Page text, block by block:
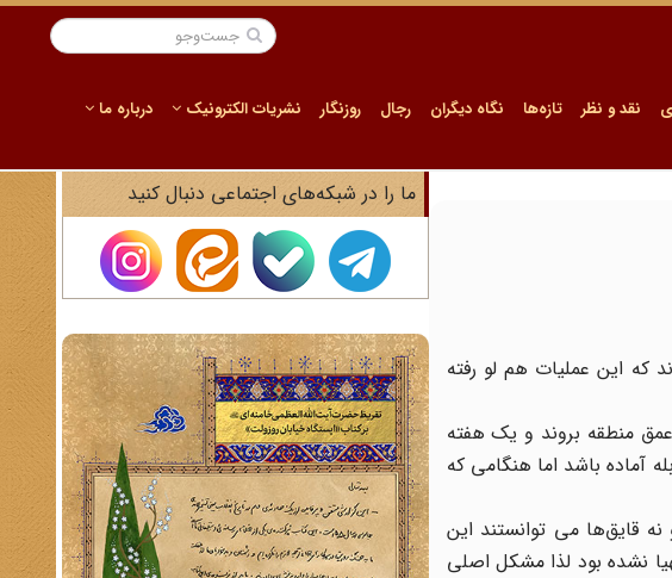
نقد و نظر تازه‌ها نگاه دیگران رجال روزنگار نشریات الکترونیک درباره ما
ما بود. بعضی ها معتقدند که این عملیات هم لو رفته
منطقه بروند و یک هفته
آماده باشد اما هنگامی که
فاصله و شکاف افتاده بود و نه قایق‌ها می توانستند این
درصد از قایق‌های مورد نیاز ما مهیا نشده بود لذا مشکل اصلی
ما را در شبکه‌های اجتماعی دنبال کنید